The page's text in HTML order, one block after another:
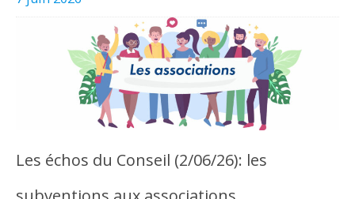
Les échos du Conseil (2/06/26): les